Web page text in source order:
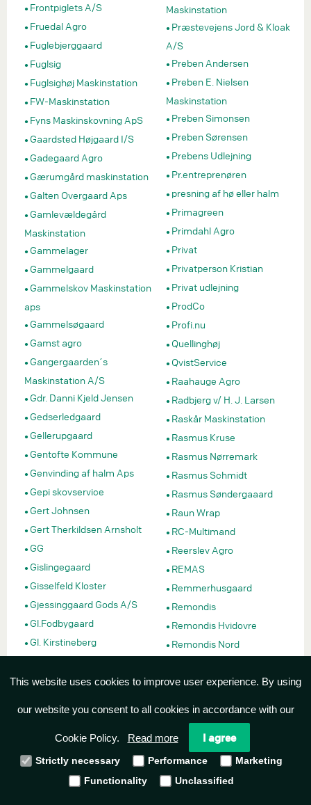
Frontpiglets A/S
Fruedal Agro
Fuglebjerggaard
Fuglsig
Fuglsighøj Maskinstation
FW-Maskinstation
Fyns Maskinskovning ApS
Gaardsted Højgaard I/S
Gadegaard Agro
Gærumgård maskinstation
Galten Overgaard Aps
Gamlevældegård
Maskinstation
Gammelager
Gammelgaard
Gammelskov Maskinstation
aps
Gammelsøgaard
Gamst agro
Gangergaarden´s
Maskinstation A/S
Gdr. Danni Kjeld Jensen
Gedserledgaard
Gellerupgaard
Gentofte Kommune
Genvinding af halm Aps
Gepi skovservice
Gert Johnsen
Gert Therkildsen Arnsholt
GG
Gislingegaard
Gisselfeld Kloster
Gjessinggaard Gods A/S
Gl.Fodbygaard
Gl. Kirstineberg
Gl. Skovhavegård ApS
GM-maskinstation
Gram Møllegård
Granhøjgaard
Granly
Granly Urup
Maskinstation
Præstevejens Jord & Kloak
A/S
Preben Andersen
Preben E. Nielsen
Maskinstation
Preben Simonsen
Preben Sørensen
Prebens Udlejning
Pr.entreprenøren
presning af hø eller halm
Primagreen
Primdahl Agro
Privat
Privatperson Kristian
Privat udlejning
ProdCo
Profi.nu
Quellinghøj
QvistService
Raahauge Agro
Radbjerg v/ H. J. Larsen
Raskår Maskinstation
Rasmus Kruse
Rasmus Nørremark
Rasmus Schmidt
Rasmus Søndergaaard
Raun Wrap
RC-Multimand
Reerslev Agro
REMAS
Remmerhusgaard
Remondis
Remondis Hvidovre
Remondis Nord
Revl & krat
ApS
Riisengaard
Rind Vestergaard
This website uses cookies to improve user experience. By using
our website you consent to all cookies in accordance with our
Cookie Policy. Read more I agree
Strictly necessary Performance
Marketing
Functionality
Unclassified